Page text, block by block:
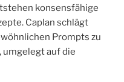
konsensfähige
Caplan schlägt
Prompts zu
umgelegt auf die